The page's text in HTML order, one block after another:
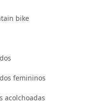
bike
femininos
acolchoadas